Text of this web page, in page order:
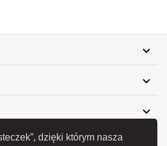
dzięki którym nasza


